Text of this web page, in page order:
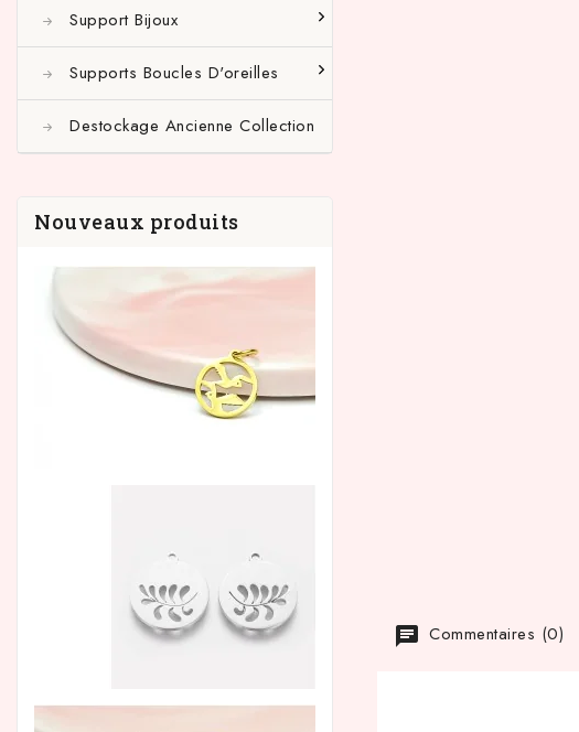
Argent
Support Bijoux
Supports Boucles D'oreilles
Destockage Ancienne Collection
Nouveaux produits
Commentaires (0)